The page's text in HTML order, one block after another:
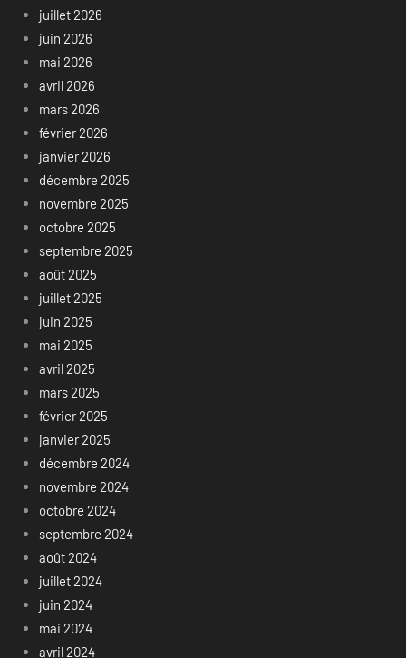
juillet 2026
juin 2026
mai 2026
avril 2026
mars 2026
février 2026
janvier 2026
décembre 2025
novembre 2025
octobre 2025
septembre 2025
août 2025
juillet 2025
juin 2025
mai 2025
avril 2025
mars 2025
février 2025
janvier 2025
décembre 2024
novembre 2024
octobre 2024
septembre 2024
août 2024
juillet 2024
juin 2024
mai 2024
avril 2024